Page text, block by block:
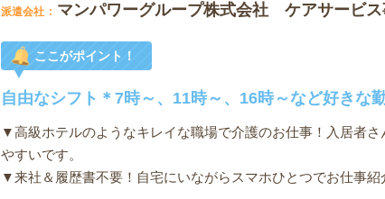
派遣会社 マンパワーグループ株式会社 ケアサービ
ここがポイント！
自由なシフト＊7時～、11時～、16時～など好きな
▼高級ホテルのようなキレイな職場で介護のお仕事！入居者
やすいです。
▼来社＆履歴書不要！自宅にいながらスマホひとつでお仕事